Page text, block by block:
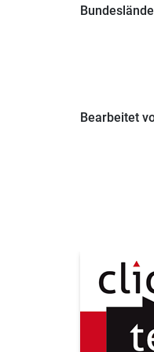
Bearbeitet